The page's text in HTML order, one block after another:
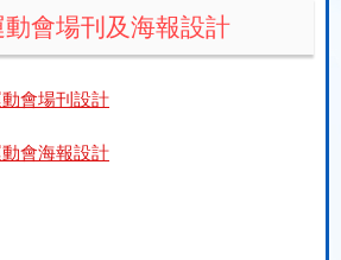
會場刊及海報設計
會場刊設計
會海報設計